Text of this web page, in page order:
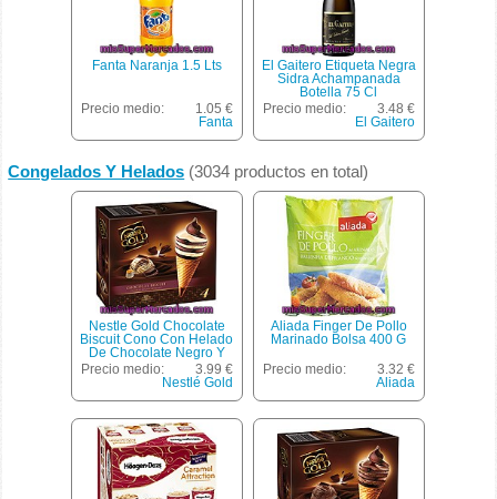
Fanta Naranja 1.5 Lts
Precio medio:
1.05 €
Fanta
El Gaitero Etiqueta Negra
Sidra Achampanada
Botella 75 Cl
Precio medio:
3.48 €
El Gaitero
Congelados Y Helados (3034 productos en total)
Nestle Gold Chocolate
Biscuit Cono Con Helado
De Chocolate Negro Y
Crema Biscuit 4 Unidades
Estuche 440 Ml
Precio medio:
3.99 €
Nestlé Gold
Aliada Finger De Pollo
Marinado Bolsa 400 G
Precio medio:
3.32 €
Aliada